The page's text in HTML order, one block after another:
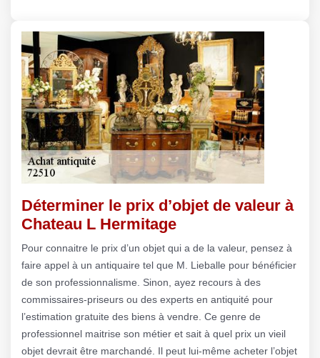
Déterminer le prix d’objet de valeur à
Chateau L Hermitage
Pour connaitre le prix d’un objet qui a de la valeur, pensez à
faire appel à un antiquaire tel que M. Lieballe pour bénéficier
de son professionnalisme. Sinon, ayez recours à des
commissaires-priseurs ou des experts en antiquité pour
l’estimation gratuite des biens à vendre. Ce genre de
professionnel maitrise son métier et sait à quel prix un vieil
objet devrait être marchandé. Il peut lui-même acheter l’objet